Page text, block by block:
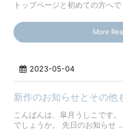
トップページと初めての方へで
More
2023-05-04
新作のお知らせとその他
こんばんは、皐月うしこです
でしょうか。 先日のお知らせ ...